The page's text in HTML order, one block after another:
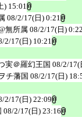
) 15:01
08/2/17(日) 0:21
無所属 08/2/17(日) 0:22
2/17(日) 10:21
実＠羅幻王国 08/2/17(
チ藩国 08/2/17(日)
2/17(日) 22:09
08/2/17(日) 23:16